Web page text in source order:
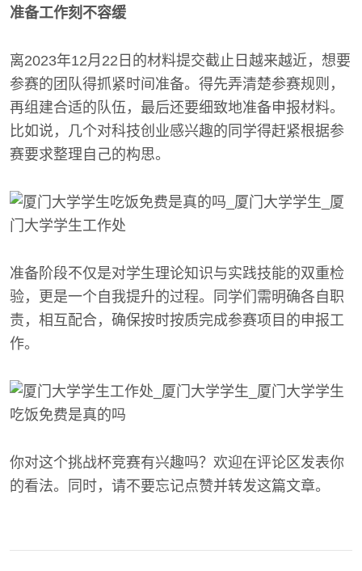
准备工作刻不容缓
离2023年12月22日的材料提交截止日越来越近，想要
参赛的团队得抓紧时间准备。得先弄清楚参赛规则，
再组建合适的队伍，最后还要细致地准备申报材料。
比如说，几个对科技创业感兴趣的同学得赶紧根据参
赛要求整理自己的构思。
准备阶段不仅是对学生理论知识与实践技能的双重检
验，更是一个自我提升的过程。同学们需明确各自职
责，相互配合，确保按时按质完成参赛项目的申报工
作。
你对这个挑战杯竞赛有兴趣吗？欢迎在评论区发表你
的看法。同时，请不要忘记点赞并转发这篇文章。